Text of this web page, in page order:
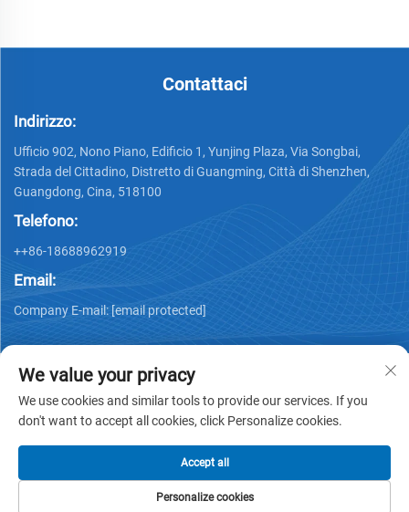
Contattaci
Indirizzo:
Ufficio 902, Nono Piano, Edificio 1, Yunjing Plaza, Via Songbai,
Strada del Cittadino, Distretto di Guangming, Città di Shenzhen,
Guangdong, Cina, 518100
Telefono:
++86-18688962919
Email:
Company E-mail: [email protected]
We value your privacy
We use cookies and similar tools to provide our services. If you
don't want to accept all cookies, click Personalize cookies.
Personalize cookies
Accept all